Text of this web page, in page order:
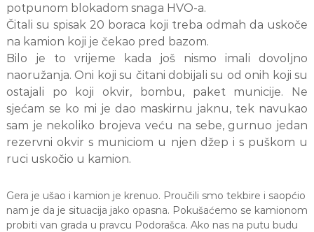
potpunom blokadom snaga HVO-a.
Čitali su spisak 20 boraca koji treba odmah da uskoče
na kamion koji je čekao pred bazom.
Bilo je to vrijeme kada još nismo imali dovoljno
naoružanja. Oni koji su čitani dobijali su od onih koji su
ostajali po koji okvir, bombu, paket municije. Ne
sjećam se ko mi je dao maskirnu jaknu, tek navukao
sam je nekoliko brojeva veću na sebe, gurnuo jedan
rezervni okvir s municiom u njen džep i s puškom u
ruci uskočio u kamion.
Gera je ušao i kamion je krenuo. Proučili smo tekbire i saopćio
nam je da je situacija jako opasna. Pokušaćemo se kamionom
probiti van grada u pravcu Podorašca. Ako nas na putu budu